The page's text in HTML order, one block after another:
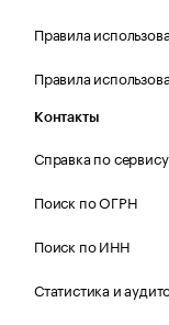
Правила
Правила
Контакты
Справка по сервису
Поиск по ОГРН
Поиск по ИНН
Статистика и